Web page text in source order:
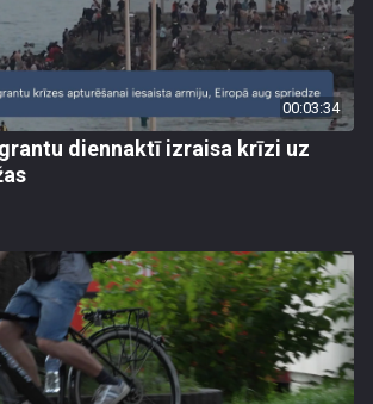
00:03:34
diennaktī izraisa krīzi uz